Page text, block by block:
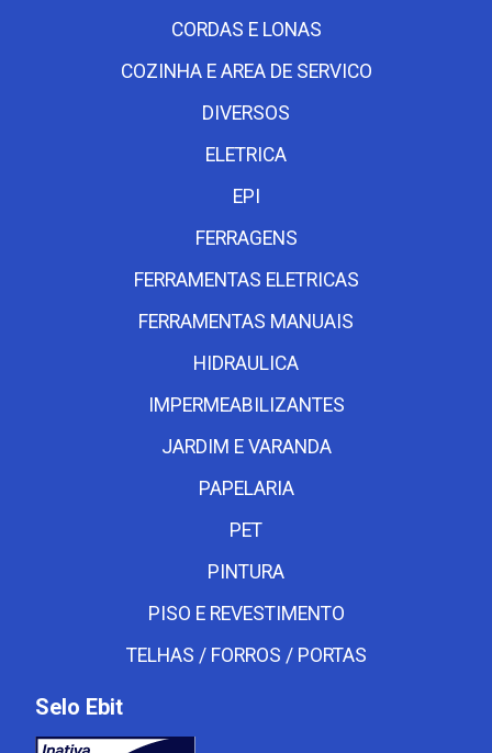
CORDAS E LONAS
COZINHA E AREA DE SERVICO
DIVERSOS
ELETRICA
EPI
FERRAGENS
FERRAMENTAS ELETRICAS
FERRAMENTAS MANUAIS
HIDRAULICA
IMPERMEABILIZANTES
JARDIM E VARANDA
PAPELARIA
PET
PINTURA
PISO E REVESTIMENTO
TELHAS / FORROS / PORTAS
Selo Ebit